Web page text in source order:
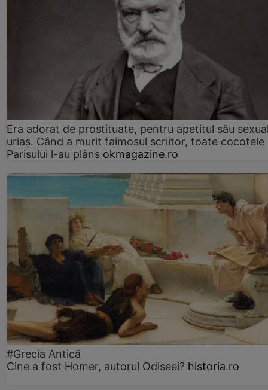
Era adorat de prostituate, pentru apetitul său
uriaș. Când a murit faimosul scriitor, toate cocotele
Parisului l-au plâns okmagazine.ro
#Grecia Antică
Cine a fost Homer, autorul Odiseei? historia.ro